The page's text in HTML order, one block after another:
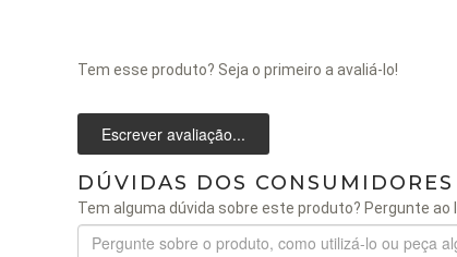
Tem esse produto? Seja o primeiro a avaliá-lo!
Escrever avaliação...
DÚVIDAS DOS CONSUMIDORES
Tem alguma dúvida sobre este produto? Pergunte